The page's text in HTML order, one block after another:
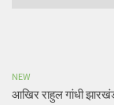
NEW
आखिर राहुल गांधी